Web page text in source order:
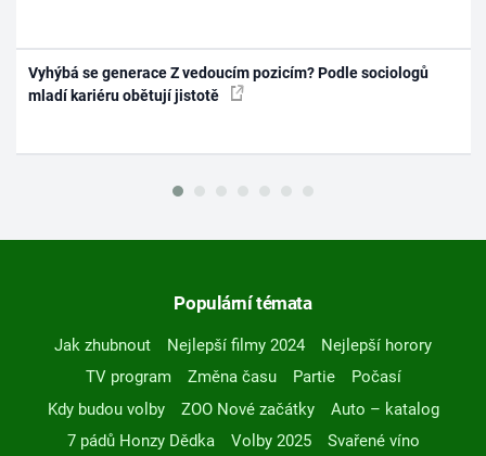
Vyhýbá se generace Z vedoucím pozicím? Podle sociologů
mladí kariéru obětují jistotě
Populární témata
Jak zhubnout Nejlepší filmy 2024
Nejlepší horory
TV program
Změna času Partie
Počasí
Kdy budou volby
ZOO Nové začátky
Auto – katalog
7 pádů Honzy Dědka
Volby 2025
Svařené víno